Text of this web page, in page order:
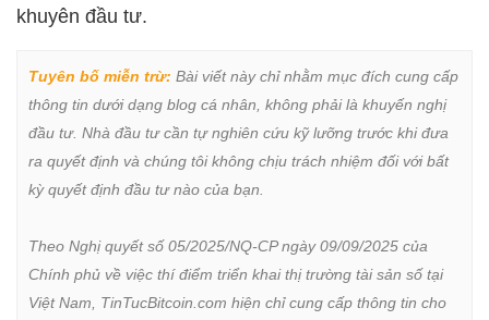
khuyên đầu tư.
Tuyên bố miễn trừ: Bài viết này chỉ nhằm mục đích cung cấp
thông tin dưới dạng blog cá nhân, không phải là khuyến nghị
đầu tư. Nhà đầu tư cần tự nghiên cứu kỹ lưỡng trước khi đưa
ra quyết định và chúng tôi không chịu trách nhiệm đối với bất
kỳ quyết định đầu tư nào của bạn.
Theo Nghị quyết số 05/2025/NQ-CP ngày 09/09/2025 của
Chính phủ về việc thí điểm triển khai thị trường tài sản số tại
Việt Nam, TinTucBitcoin.com hiện chỉ cung cấp thông tin cho